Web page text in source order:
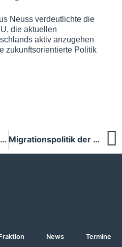
Neuss verdeutlichte die
die aktuellen
aktiv anzugehen
zukunftsorientierte Politik
Neujahrsempfang der CDU NRW – umgeben von politischer Prominenz Migrationspolitik der Mitte – machen wir es gemeinsam möglich?
News Termine